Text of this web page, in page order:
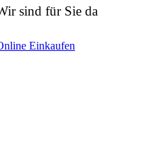
sind für Sie da
Einkaufen